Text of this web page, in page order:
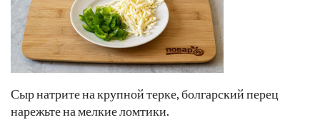
Сыр натрите на крупной терке, болгарский перец
нарежьте на мелкие ломтики.